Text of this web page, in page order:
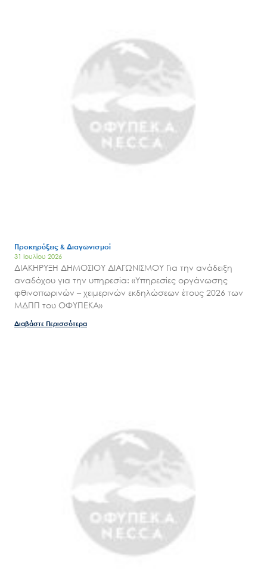
Ο.ΦΥ.ΠΕ.Κ.Α.
Νέα – Δημοσιότητα
Άξονες δράσης
Μ.Δ.Π.Π.
Προκηρύξεις & Διαγωνισμοί
31 Ιουλίου 2026
ΔΙΑΚΗΡΥΞΗ ΔΗΜΟΣΙΟΥ ΔΙΑΓΩΝΙΣΜΟΥ Για την ανάδειξη
αναδόχου για την υπηρεσία: «Υπηρεσίες οργάνωσης
φθινοπωρινών – χειμερινών εκδηλώσεων έτους 2026 των
ΜΔΠΠ του ΟΦΥΠΕΚΑ»
Διαβάστε Περισσότερα